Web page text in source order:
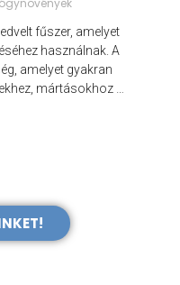
fűszer, amelyet
használnak. A
amelyet gyakran
mártásokhoz …